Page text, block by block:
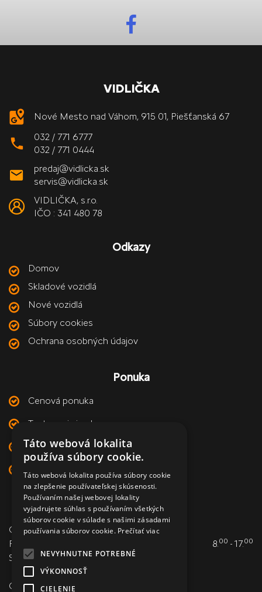
VIDLIČKA
Nové Mesto nad Váhom, 915 01, Piešťanská 67
032 / 771 6777
032 / 771 0444
predaj@vidlicka.sk
servis@vidlicka.sk
VIDLIČKA, s.r.o.
IČO : 341 480 78
Odkazy
Domov
Skladové vozidlá
Nové vozidlá
Súbory cookies
Ochrana osobných údajov
Ponuka
Cenová ponuka
Testovacia jazda
Príslušenstvo a doplnky
Otváracia doba
Otváracia doba pre predaj:
Po - Pia
8. 00 - 17. 00
So - Ne zatvorené
Otváracia doba pre servis:
Táto webová lokalita
používa súbory cookie.
Táto webová lokalita používa súbory cookie
na zlepšenie používateľskej skúsenosti.
Používaním našej webovej lokality
vyjadrujete súhlas s používaním všetkých
súborov cookie v súlade s našimi zásadami
používania súborov cookie. Prečítať viac
NEVYHNUTNE POTREBNÉ
VÝKONNOSŤ
CIELENIE